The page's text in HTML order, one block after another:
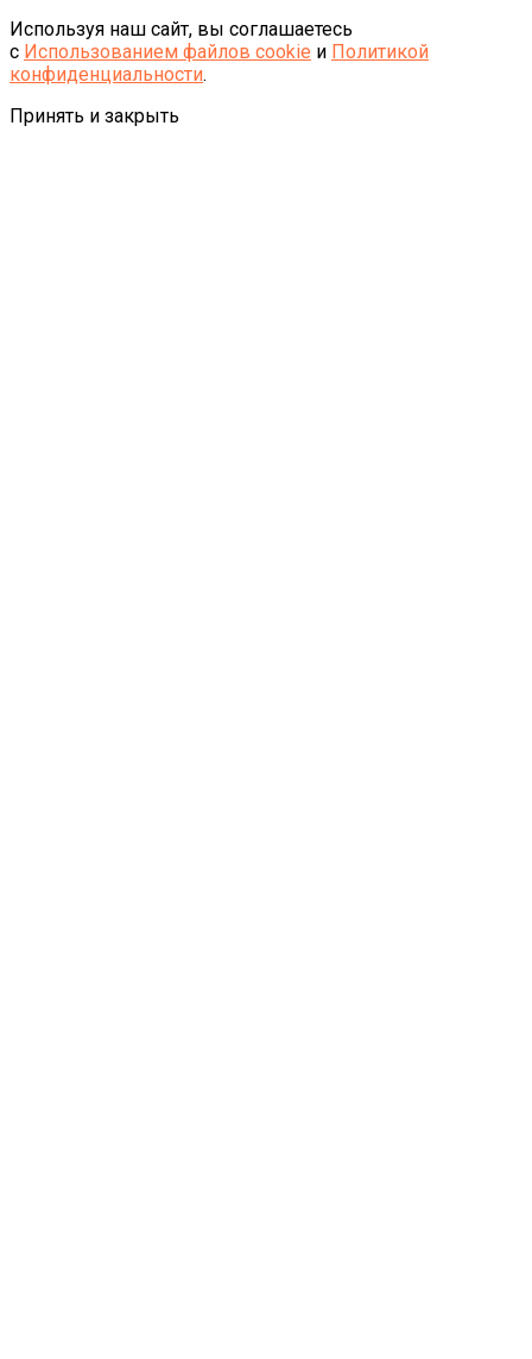
Используя наш сайт, вы соглашаетесь
с Использованием файлов cookie и Политикой
конфиденциальности.
Принять и закрыть